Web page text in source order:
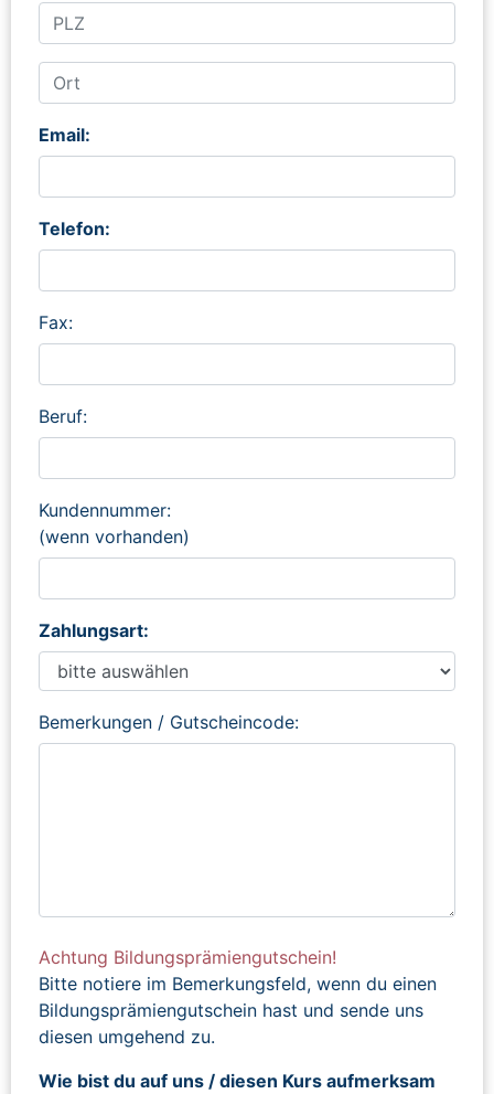
Email:
Telefon:
Fax:
Beruf:
Kundennummer:
(wenn vorhanden)
Zahlungsart:
Bemerkungen / Gutscheincode:
Achtung Bildungsprämiengutschein!
Bitte notiere im Bemerkungsfeld, wenn du einen
Bildungsprämiengutschein hast und sende uns
diesen umgehend zu.
Wie bist du auf uns / diesen Kurs aufmerksam